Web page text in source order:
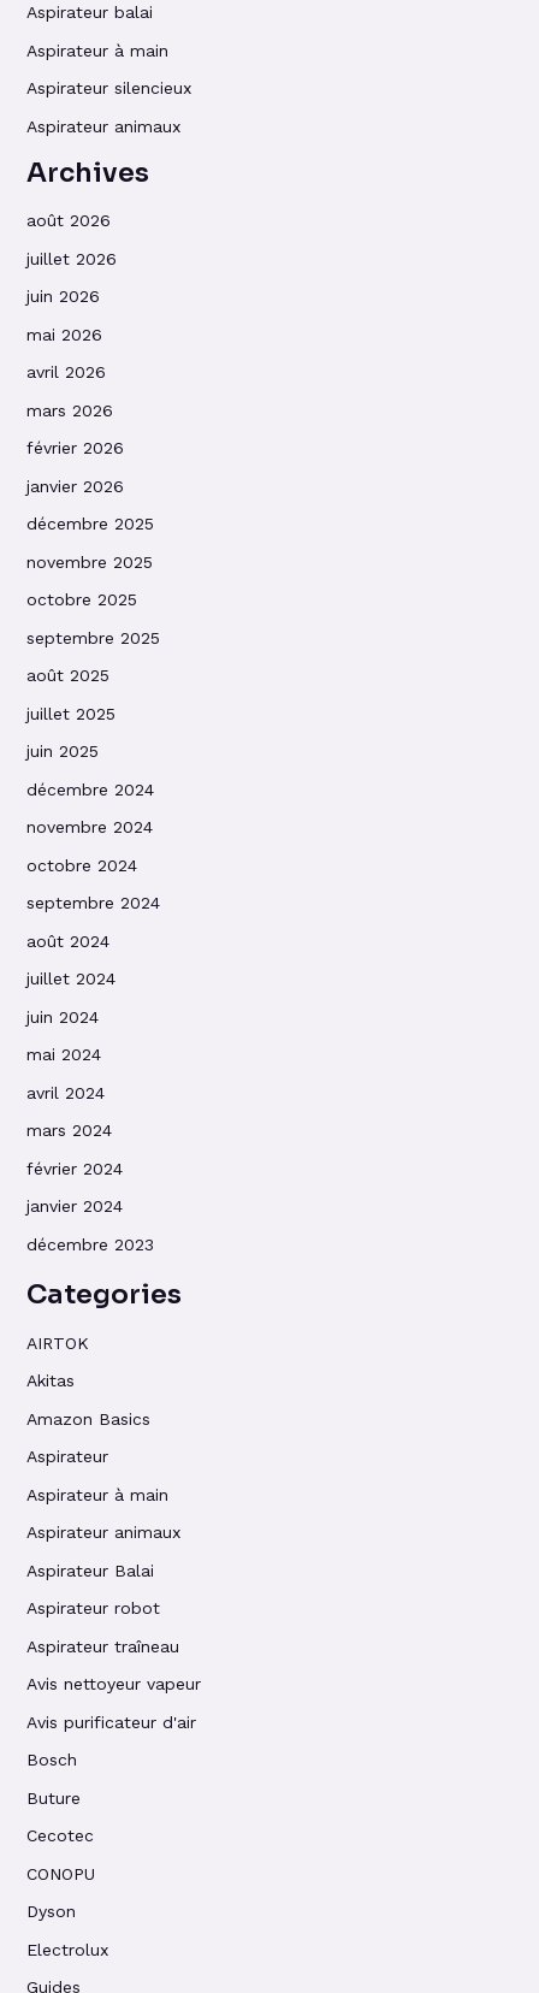
Aspirateur balai
Aspirateur à main
Aspirateur silencieux
Aspirateur animaux
Archives
août 2026
juillet 2026
juin 2026
mai 2026
avril 2026
mars 2026
février 2026
janvier 2026
décembre 2025
novembre 2025
octobre 2025
septembre 2025
août 2025
juillet 2025
juin 2025
décembre 2024
novembre 2024
octobre 2024
septembre 2024
août 2024
juillet 2024
juin 2024
mai 2024
avril 2024
mars 2024
février 2024
janvier 2024
décembre 2023
Categories
AIRTOK
Akitas
Amazon Basics
Aspirateur
Aspirateur à main
Aspirateur animaux
Aspirateur Balai
Aspirateur robot
Aspirateur traîneau
Avis nettoyeur vapeur
Avis purificateur d'air
Bosch
Buture
Cecotec
CONOPU
Dyson
Electrolux
Guides